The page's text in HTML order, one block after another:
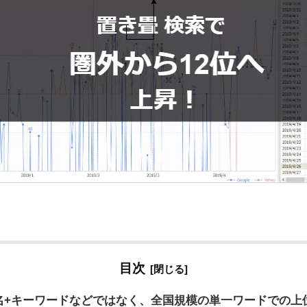
目次
+キーワードなどではなく、全国規模の単一ワードでの上